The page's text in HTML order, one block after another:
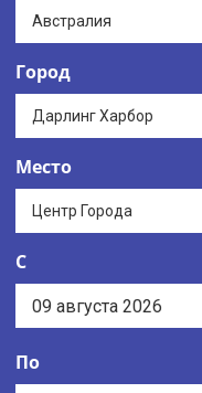
Город
Место
С
По